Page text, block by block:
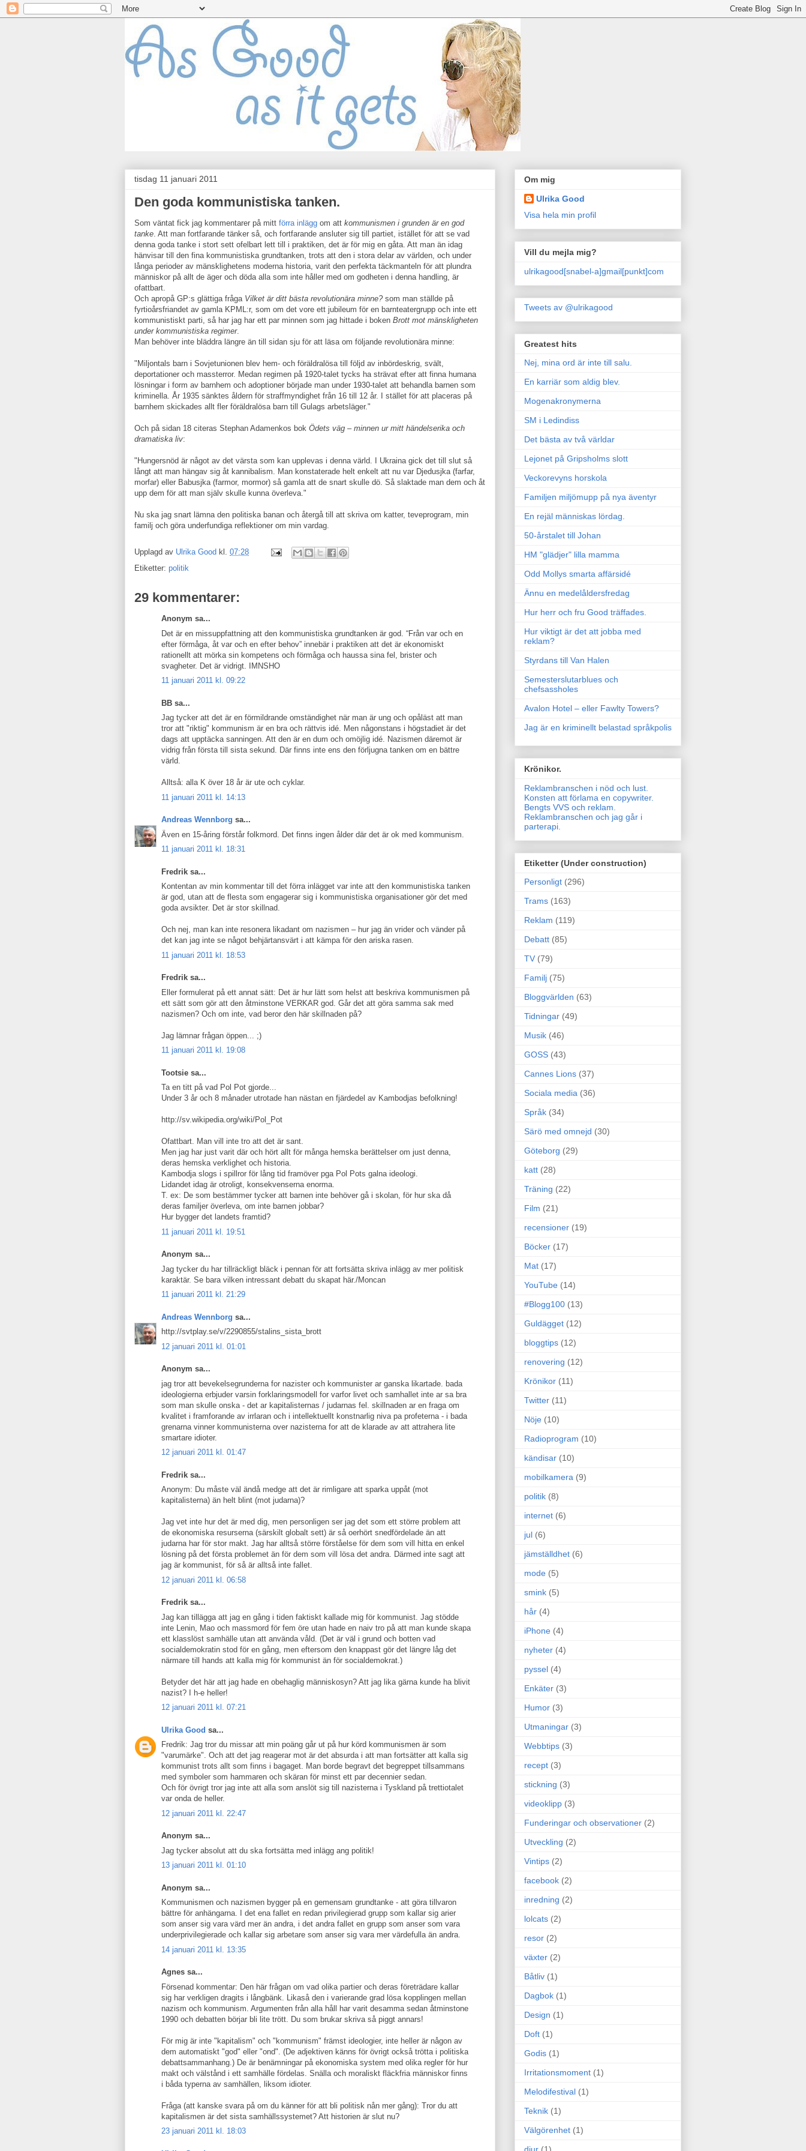
tisdag 11 januari 2011
Den goda kommunistiska tanken.
Som väntat fick jag kommentarer på mitt förra inlägg om att kommunismen i grunden är en god
tanke. Att man fortfarande tänker så, och fortfarande ansluter sig till partiet, istället för att se vad
denna goda tanke i stort sett ofelbart lett till i praktiken, det är för mig en gåta. Att man än idag
hänvisar till den fina kommunistiska grundtanken, trots att den i stora delar av världen, och under
långa perioder av mänsklighetens moderna historia, varit den perfekta täckmanteln för att plundra
människor på allt de äger och döda alla som inte håller med om godheten i denna handling, är
ofattbart.
Och apropå GP:s glättiga frågaVilket är ditt bästa revolutionära minne?som man ställde på
fyrtioårsfriandet av gamla KPML:r, som om det vore ett jubileum för en barnteatergrupp och inte ett
kommunistiskt parti, så har jag har ett par minnen som jag hittade i boken Brott mot mänskligheten
under kommunistiska regimer.
Man behöver inte bläddra längre än till sidan sju för att läsa om följande revolutionära minne:
"Miljontals barn i Sovjetunionen blev hem- och föräldralösa till följd av inbördeskrig, svält,
deportationer och massterror. Medan regimen på 1920-talet tycks ha strävat efter att finna humana
lösningar i form av barnhem och adoptioner började man under 1930-talet att behandla barnen som
kriminella. År 1935 sänktes åldern för straffmyndighet från 16 till 12 år. I stället för att placeras på
barnhem skickades allt fler föräldralösa barn till Gulags arbetsläger."
Och på sidan 18 citeras Stephan Adamenkos bok Ödets väg – minnen ur mitt händelserika och
dramatiska liv:
"Hungersnöd är något av det värsta som kan upplevas i denna värld. I Ukraina gick det till slut så
långt att man hängav sig åt kannibalism. Man konstaterade helt enkelt att nu var Djedusjka (farfar,
morfar) eller Babusjka (farmor, mormor) så gamla att de snart skulle dö. Så slaktade man dem och åt
upp dem för att man själv skulle kunna överleva."
Nu ska jag snart lämna den politiska banan och återgå till att skriva om katter, teveprogram, min
familj och göra underfundiga reflektioner om min vardag.
Upplagd av Ulrika Good kl. 07:28
Etiketter: politik
29 kommentarer:
Anonym sa...
Det är en missuppfattning att den kommunistiska grundtanken är god. “Från var och en
efter förmåga, åt var och en efter behov” innebär i praktiken att det är ekonomiskt
rationellt att mörka sin kompetens och förmåga och haussa sina fel, brister och
svagheter. Det är vidrigt. IMNSHO
11 januari 2011 kl. 09:22
BB sa...
Jag tycker att det är en förmildrande omständighet när man är ung och opåläst att man
tror att "riktig" kommunism är en bra och rättvis idé. Men någonstans i högstadiet är det
dags att upptäcka sanningen. Att den är en dum och omöjlig idé. Nazismen däremot är
vidrig från första till sista sekund. Där finns inte ens den förljugna tanken om en bättre
värld.
Alltså: alla K över 18 år är ute och cyklar.
11 januari 2011 kl. 14:13
Andreas Wennborg sa...
Även en 15-åring förstår folkmord. Det finns ingen ålder där det är ok med kommunism.
11 januari 2011 kl. 18:31
Fredrik sa...
Kontentan av min kommentar till det förra inlägget var inte att den kommunistiska tanken
är god, utan att de flesta som engagerar sig i kommunistiska organisationer gör det med
goda avsikter. Det är stor skillnad.
Och nej, man kan inte resonera likadant om nazismen – hur jag än vrider och vänder på
det kan jag inte se något behjärtansvärt i att kämpa för den ariska rasen.
11 januari 2011 kl. 18:53
Fredrik sa...
Eller formulerat på ett annat sätt: Det är hur lätt som helst att beskriva kommunismen på
ett sätt som gör att den åtminstone VERKAR god. Går det att göra samma sak med
nazismen? Och om inte, vad beror den här skillnaden på?
Jag lämnar frågan öppen... ;)
11 januari 2011 kl. 19:08
Tootsie sa...
Ta en titt på vad Pol Pot gjorde...
Under 3 år och 8 månader utrotade han nästan en fjärdedel av Kambodjas befolkning!
http://sv.wikipedia.org/wiki/Pol_Pot
Ofattbart. Man vill inte tro att det är sant.
Men jag har just varit där och hört allt för många hemska berättelser om just denna,
deras hemska verklighet och historia.
Kambodja slogs i spillror för lång tid framöver pga Pol Pots galna ideologi.
Lidandet idag är otroligt, konsekvenserna enorma.
T. ex: De som bestämmer tycker att barnen inte behöver gå i skolan, för hur ska då
deras familjer överleva, om inte barnen jobbar?
Hur bygger det landets framtid?
11 januari 2011 kl. 19:51
Anonym sa...
Jag tycker du har tillräckligt bläck i pennan för att fortsätta skriva inlägg av mer politisk
karaktär. Se bara vilken intressant debatt du skapat här./Moncan
11 januari 2011 kl. 21:29
Andreas Wennborg sa...
http://svtplay.se/v/2290855/stalins_sista_brott
12 januari 2011 kl. 01:01
Anonym sa...
jag tror att bevekelsegrunderna for nazister och kommunister ar ganska likartade. bada
ideologierna erbjuder varsin forklaringsmodell for varfor livet och samhallet inte ar sa bra
som man skulle onska - det ar kapitalisternas / judarnas fel. skillnaden ar en fraga om
kvalitet i framforande av irrlaran och i intellektuellt konstnarlig niva pa profeterna - i bada
grenarna vinner kommunisterna over nazisterna for att de klarade av att attrahera lite
smartare idioter.
12 januari 2011 kl. 01:47
Fredrik sa...
Anonym: Du måste väl ändå medge att det är rimligare att sparka uppåt (mot
kapitalisterna) än helt blint (mot judarna)?
Jag vet inte hur det är med dig, men personligen ser jag det som ett större problem att
de ekonomiska resurserna (särskilt globalt sett) är så oerhört snedfördelade än att
judarna har för stor makt. Jag har alltså större förståelse för dem som vill hitta en enkel
lösning på det första problemet än för dem som vill lösa det andra. Därmed inte sagt att
jag är kommunist, för så är alltså inte fallet.
12 januari 2011 kl. 06:58
Fredrik sa...
Jag kan tillägga att jag en gång i tiden faktiskt kallade mig för kommunist. Jag stödde
inte Lenin, Mao och massmord för fem öre utan hade en naiv tro på att man kunde skapa
ett klasslöst samhälle utan att använda våld. (Det är väl i grund och botten vad
socialdemokratin stod för en gång, men eftersom den knappast gör det längre låg det
närmare till hands att kalla mig för kommunist än för socialdemokrat.)
Betyder det här att jag hade en obehaglig människosyn? Att jag lika gärna kunde ha blivit
nazist? I h-e heller!
12 januari 2011 kl. 07:21
Ulrika Good sa...
Fredrik: Jag tror du missar att min poäng går ut på hur körd kommunismen är som
"varumärke". Och att det jag reagerar mot är det absurda i att man fortsätter att kalla sig
kommunist trots allt som finns i bagaget. Man borde begravt det begreppet tillsammans
med symboler som hammaren och skäran för minst ett par decennier sedan.
Och för övrigt tror jag inte att alla som anslöt sig till nazisterna i Tyskland på trettiotalet
var onda de heller.
12 januari 2011 kl. 22:47
Anonym sa...
Jag tycker absolut att du ska fortsätta med inlägg ang politik!
13 januari 2011 kl. 01:10
Anonym sa...
Kommunismen och nazismen bygger på en gemensam grundtanke - att göra tillvaron
bättre för anhängarna. I det ena fallet en redan privilegierad grupp som kallar sig arier
som anser sig vara värd mer än andra, i det andra fallet en grupp som anser som vara
underprivilegierade och kallar sig arbetare som anser sig vara mer värdefulla än andra.
14 januari 2011 kl. 13:35
Agnes sa...
Försenad kommentar: Den här frågan om vad olika partier och deras företrädare kallar
sig har verkligen dragits i långbänk. Likaså den i varierande grad lösa kopplingen mellan
nazism och kommunism. Argumenten från alla håll har varit desamma sedan åtminstone
1990 och debatten börjar bli lite trött. Du som brukar skriva så piggt annars!
För mig är inte "kapitalism" och "kommunism" främst ideologier, inte heller är någon av
dem automatiskt "god" eller "ond". (De adjektiven känns för övrigt också trötta i politiska
debattsammanhang.) De är benämningar på ekonomiska system med olika regler för hur
makt och välstånd i ett samhälle fördelas. Snälla och moraliskt fläckfria människor finns
i båda typerna av samhällen, liksom idioter.
Fråga (att kanske svara på om du känner för att bli politisk nån mer gång): Tror du att
kapitalismen är det sista samhällssystemet? Att historien är slut nu?
23 januari 2011 kl. 18:03
Om mig
Ulrika Good
Visa hela min profil
Vill du mejla mig?
ulrikagood[snabel-a]gmail[punkt]com
Tweets av @ulrikagood
Greatest hits
Nej, mina ord är inte till salu.
En karriär som aldig blev.
Mogenakronymerna
SM i Ledindiss
Det bästa av två världar
Lejonet på Gripsholms slott
Veckorevyns horskola
Familjen miljömupp på nya äventyr
En rejäl människas lördag.
50-årstalet till Johan
HM "glädjer" lilla mamma
Odd Mollys smarta affärsidé
Ännu en medelåldersfredag
Hur herr och fru Good träffades.
Hur viktigt är det att jobba med
reklam?
Styrdans till Van Halen
Semesterslutarblues och
chefsassholes
Avalon Hotel – eller Fawlty Towers?
Jag är en kriminellt belastad språkpolis
Krönikor.
Reklambranschen i nöd och lust.
Konsten att förlama en copywriter.
Bengts VVS och reklam.
Reklambranschen och jag går i
parterapi.
Etiketter (Under construction)
Personligt (296)
Trams (163)
Reklam (119)
Debatt (85)
TV (79)
Familj (75)
Bloggvärlden (63)
Tidningar (49)
Musik (46)
GOSS (43)
Cannes Lions (37)
Sociala media (36)
Språk (34)
Särö med omnejd (30)
Göteborg (29)
katt (28)
Träning (22)
Film (21)
recensioner (19)
Böcker (17)
Mat (17)
YouTube (14)
#Blogg100 (13)
Guldägget (12)
bloggtips (12)
renovering (12)
Krönikor (11)
Twitter (11)
Nöje (10)
Radioprogram (10)
kändisar (10)
mobilkamera (9)
politik (8)
internet (6)
jul (6)
jämställdhet (6)
mode (5)
smink (5)
hår (4)
iPhone (4)
nyheter (4)
pyssel (4)
Enkäter (3)
Humor (3)
Utmaningar (3)
Webbtips (3)
recept (3)
stickning (3)
videoklipp (3)
Funderingar och observationer (2)
Utveckling (2)
Vintips (2)
facebook (2)
inredning (2)
lolcats (2)
resor (2)
växter (2)
Båtliv (1)
Dagbok (1)
Design (1)
Doft (1)
Godis (1)
Irritationsmoment (1)
Melodifestival (1)
Teknik (1)
Välgörenhet (1)